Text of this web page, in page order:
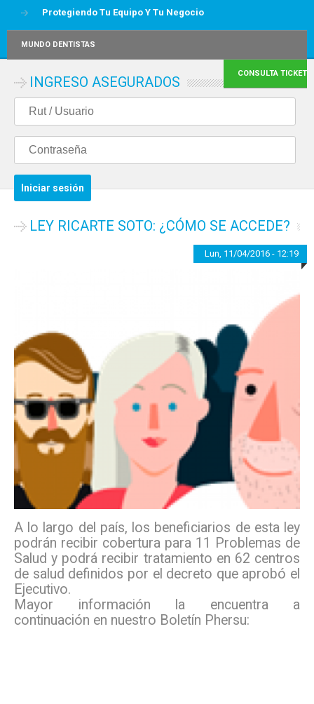
Protegiendo Tu Equipo Y Tu Negocio
MUNDO DENTISTAS
CONSULTA TICKET
INGRESO ASEGURADOS
LEY RICARTE SOTO: ¿CÓMO SE ACCEDE?
Lun, 11/04/2016 - 12:19
A lo largo del país, los beneficiarios de esta ley
podrán recibir cobertura para 11 Problemas de
Salud y podrá recibir tratamiento en 62 centros
de salud definidos por el decreto que aprobó el
Ejecutivo.
Mayor información la encuentra a
continuación en nuestro Boletín Phersu: